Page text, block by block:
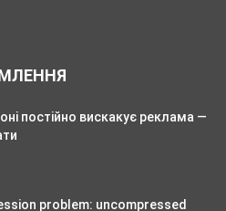
постійно вискакує реклама —
problem: uncompressed